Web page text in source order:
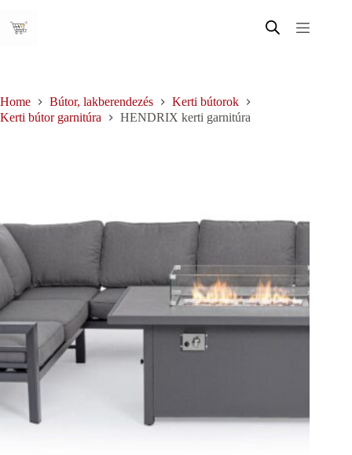
content
Home Bútor, lakberendezés
Kerti bútorok
Kerti bútor garnitúra
HENDRIX kerti garnitúra